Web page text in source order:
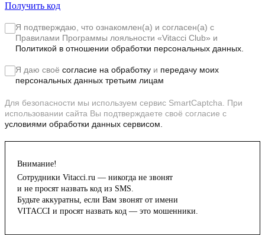
Получить код
Я подтверждаю, что ознакомлен(а) и согласен(а) с
Правилами Программы лояльности «Vitacci Club» и
Политикой в отношении обработки персональных данных.
Я даю своё согласие на обработку и передачу моих
персональных данных третьим лицам
Для безопасности мы используем сервис SmartCaptcha. При
использовании сайта Вы подтверждаете своё согласие с
условиями обработки данных сервисом.
Внимание!
Сотрудники Vitacci.ru — никогда не звонят
и не просят назвать код из SMS.
Будьте аккуратны, если Вам звонят от имени
VITACCI и просят назвать код — это мошенники.